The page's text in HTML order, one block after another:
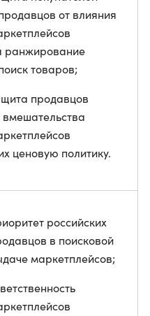
от влияния
ранжирование
товаров;
продавцов
вмешательства
ценовую политику.
российских
в поисковой
маркетплейсов;